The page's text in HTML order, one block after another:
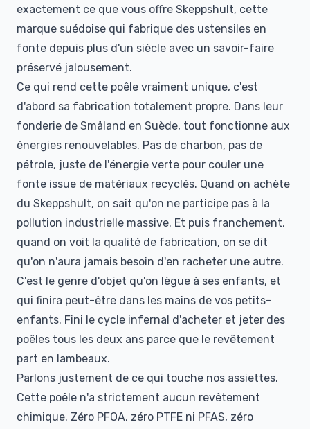
exactement ce que vous offre Skeppshult, cette
marque suédoise qui fabrique des ustensiles en
fonte depuis plus d'un siècle avec un savoir-faire
préservé jalousement.
Ce qui rend cette poêle vraiment unique, c'est
d'abord sa fabrication totalement propre. Dans leur
fonderie de Småland en Suède, tout fonctionne aux
énergies renouvelables. Pas de charbon, pas de
pétrole, juste de l'énergie verte pour couler une
fonte issue de matériaux recyclés. Quand on achète
du Skeppshult, on sait qu'on ne participe pas à la
pollution industrielle massive. Et puis franchement,
quand on voit la qualité de fabrication, on se dit
qu'on n'aura jamais besoin d'en racheter une autre.
C'est le genre d'objet qu'on lègue à ses enfants, et
qui finira peut-être dans les mains de vos petits-
enfants. Fini le cycle infernal d'acheter et jeter des
poêles tous les deux ans parce que le revêtement
part en lambeaux.
Parlons justement de ce qui touche nos assiettes.
Cette poêle n'a strictement aucun revêtement
chimique. Zéro PFOA, zéro PTFE ni PFAS, zéro